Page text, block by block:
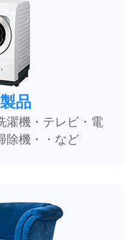
品
濯機・テレビ・電
除機・・など